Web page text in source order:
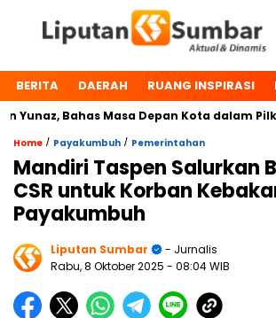
BERITA DAERAH RUANG INSPIRASI
Bahas Masa Depan Kota dalam Pilkada
Home / Payakumbuh / Pemerintahan
Mandiri Taspen Salurkan
CSR untuk Korban
Payakumbuh
Liputan Sumbar
- Jurnalis
Rabu, 8 Oktober 2025 - 08:04 WIB